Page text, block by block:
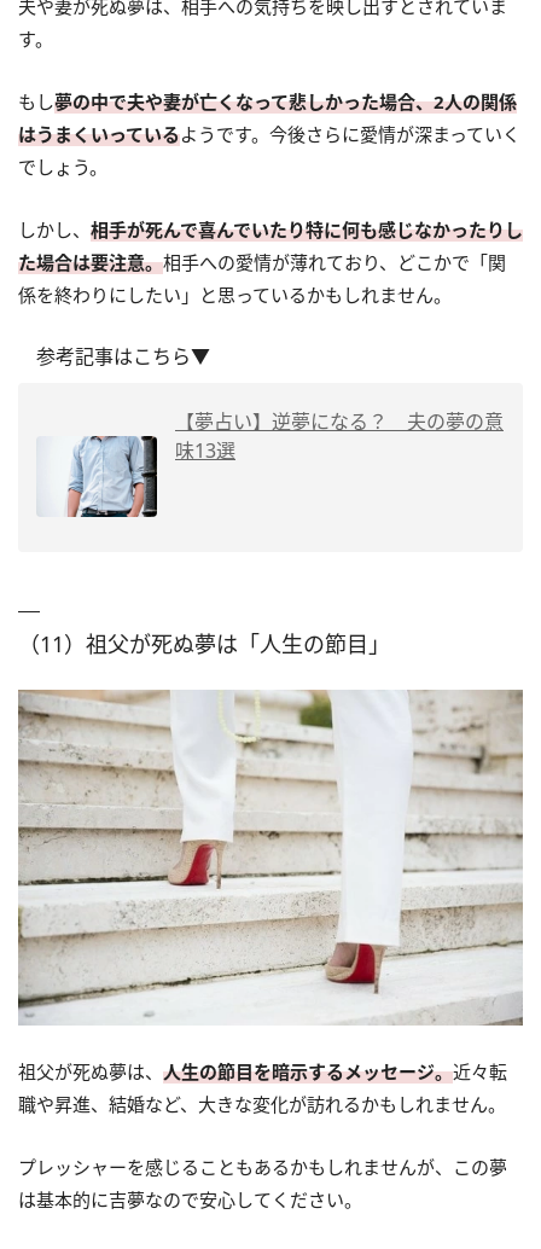
夫や妻が死ぬ夢は、相手への気持ちを映し出すとされていま
す。
もし夢の中で夫や妻が亡くなって悲しかった場合、2人の関係
はうまくいっているようです。今後さらに愛情が深まっていく
でしょう。
しかし、 相手が死んで喜んでいたり特に何も感じなかったりし
た場合は要注意。相手への愛情が薄れており、どこかで「関
係を終わりにしたい」と思っているかもしれません。
参考記事はこちら▼
【夢占い】逆夢になる？ 夫の夢の意
味13選
（11）祖父が死ぬ夢は「人生の節目」
祖父が死ぬ夢は、 人生の節目を暗示するメッセージ。近々転
職や昇進、結婚など、大きな変化が訪れるかもしれません。
プレッシャーを感じることもあるかもしれませんが、この夢
は基本的に吉夢なので安心してください。